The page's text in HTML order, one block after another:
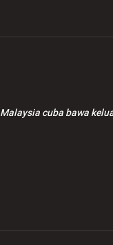
Malaysia cuba bawa